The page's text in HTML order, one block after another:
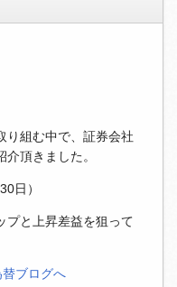
り組む中で、証券会社
頂きました。
日）
プと上昇差益を狙って